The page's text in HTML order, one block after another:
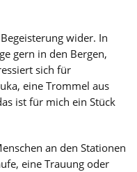
wider. In
gern in den Bergen,
sich für
eine Trommel aus
ist für mich ein Stück
an den Stationen
eine Trauung oder